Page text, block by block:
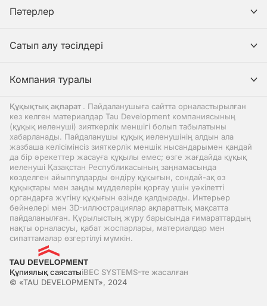
Пәтерлер
Сатып алу тәсілдері
Компания туралы
Құқықтық ақпарат . Пайдаланушыға сайтта орналастырылған
кез келген материалдар Tau Development компаниясының
(құқық иеленуші) зияткерлік меншігі болып табылатыны
хабарланады. Пайдаланушы құқық иеленушінің алдын ала
жазбаша келісімінсіз зияткерлік меншік нысандарымен қандай
да бір әрекеттер жасауға құқылы емес; өзге жағдайда құқық
иеленуші Қазақстан Республикасының заңнамасында
көзделген айыппұлдарды өндіру құқығын, сондай-ақ өз
құқықтары мен заңды мүдделерін қорғау үшін уәкілетті
органдарға жүгіну құқығын өзінде қалдырады. Интерьер
бейнелері мен 3D-иллюстрациялар ақпараттық мақсатта
пайдаланылған. Құрылыстың жүру барысында ғимараттардың
нақты орналасуы, қабат жоспарлары, материалдар мен
сипаттамалар өзгертілуі мүмкін.
Құпиялық саясатыiBEC SYSTEMS-те жасалған
© «TAU DEVELOPMENT», 2024